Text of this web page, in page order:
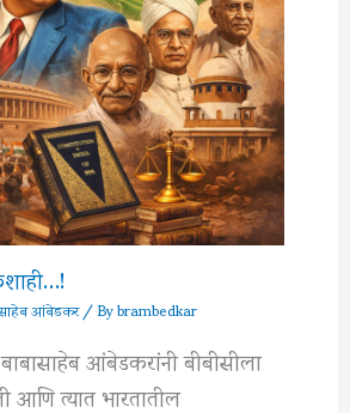
आंबेडकर/ Bybrambedkar
आंबेडकरांनी बीबीसीला
त्यात भारतातील